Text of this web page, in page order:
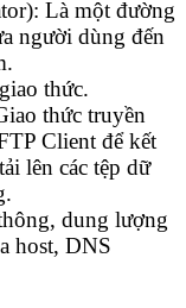
Là một đường
người dùng đến
thức.
thức truyền
Client để kết
lên các tệp dữ
dung lượng
host, DNS